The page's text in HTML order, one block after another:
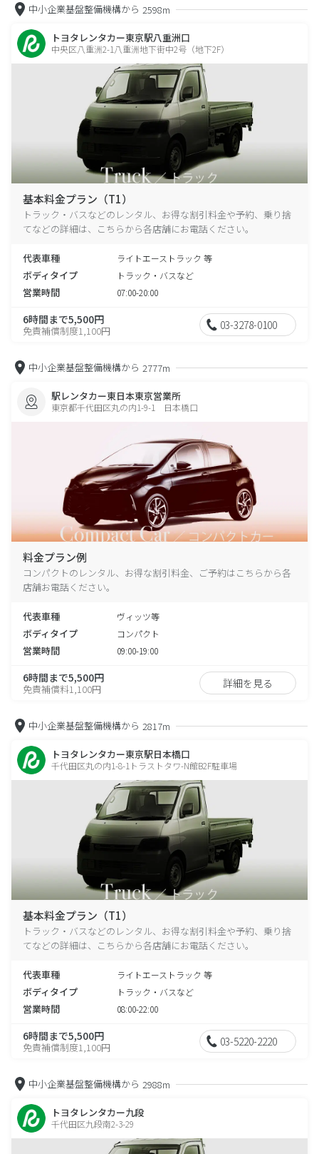
中小企業基盤整備機構から 2598m
トヨタレンタカー東京駅八重洲口
中央区八重洲2-1八重洲地下街中2号（地下2F）
基本料金プラン（T1）
トラック・バスなどのレンタル、お得な割引料金や予約、乗り捨
てなどの詳細は、こちらから各店舗にお電話ください。
代表車種 ライトエーストラック 等
ボディタイプ トラック・バスなど
営業時間 07:00-20:00
6時間まで5,500円
免責補償制度1,100円 03-3278-0100
中小企業基盤整備機構から 2777m
駅レンタカー東日本東京営業所
東京都千代田区丸の内1-9-1 日本橋口
料金プラン例
コンパクトのレンタル、お得な割引料金、ご予約はこちらから各
店舗お電話ください。
代表車種 ヴィッツ等
ボディタイプ コンパクト
営業時間 09:00-19:00
6時間まで5,500円
免責補償料1,100円 詳細を見る
中小企業基盤整備機構から 2817m
トヨタレンタカー東京駅日本橋口
千代田区丸の内1-8-1トラストタワ-N館B2F駐車場
基本料金プラン（T1）
トラック・バスなどのレンタル、お得な割引料金や予約、乗り捨
てなどの詳細は、こちらから各店舗にお電話ください。
代表車種 ライトエーストラック 等
ボディタイプ トラック・バスなど
営業時間 08:00-22:00
6時間まで5,500円
免責補償制度1,100円 03-5220-2220
中小企業基盤整備機構から 2988m
トヨタレンタカー九段
千代田区九段南2-3-29